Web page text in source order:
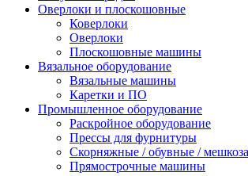
Оверлоки и плоскошовные
Коверлоки
Оверлоки
Плоскошовные машины
Вязальное оборудование
Вязальные машины
Каретки и ПО
Промышленное оборудование
Раскройное оборудование
Прессы для фурнитуры
Скорняжные / обувные /
Прямострочные машины